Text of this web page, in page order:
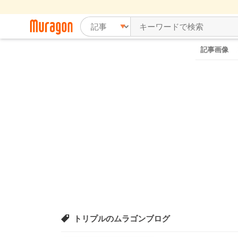
記事画像
トリプルのムラゴンブログ